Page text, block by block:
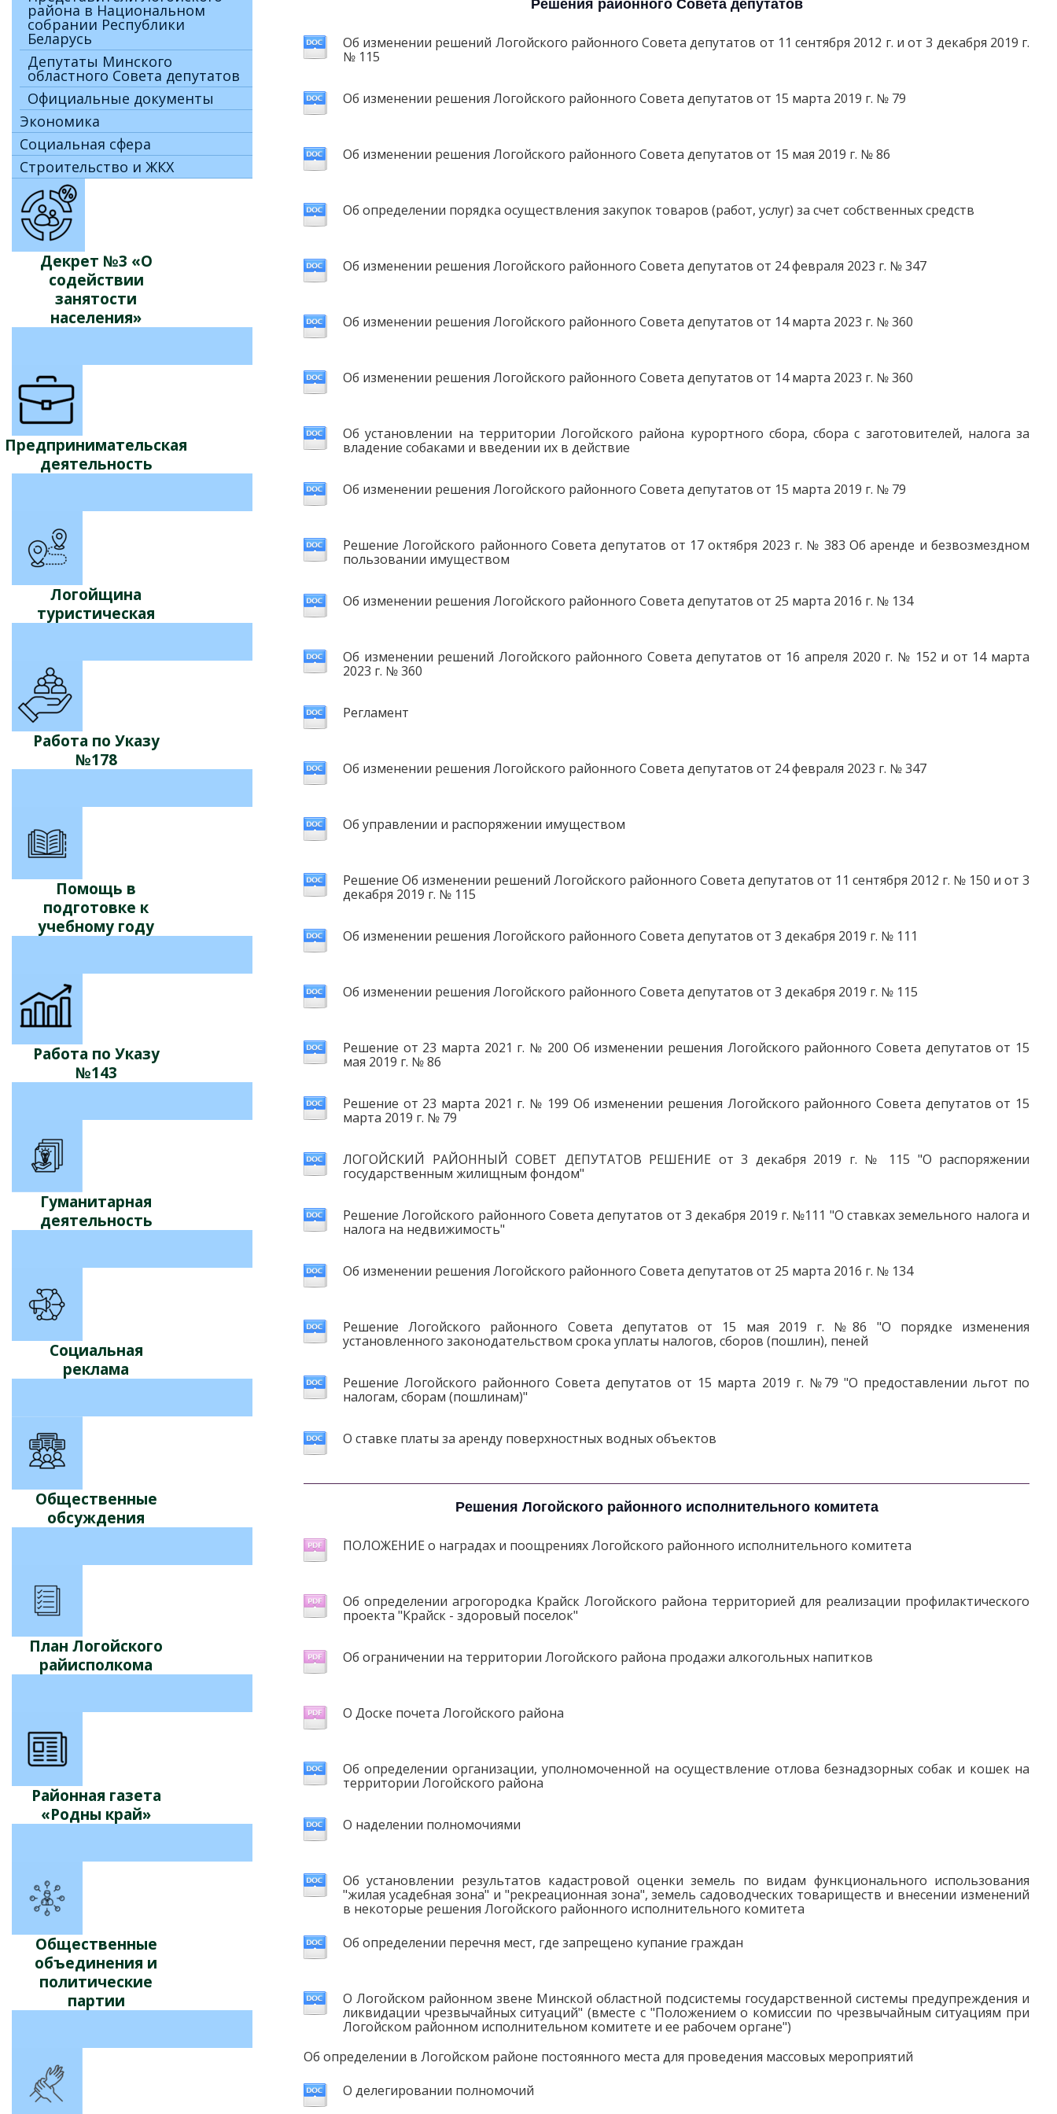
района в Национальном
собрании Республики
Беларусь
Депутаты Минского
областного Совета депутатов
Официальные документы
Экономика
Социальная сфера
Строительство и ЖКХ
Декрет №3 «О
содействии
занятости
населения»
Предпринимательская
деятельность
Логойщина
туристическая
Работа по Указу
№178
Помощь в
подготовке к
учебному году
Работа по Указу
№143
Гуманитарная
деятельность
Социальная
реклама
Общественные
обсуждения
План Логойского
райисполкома
Районная газета
«Родны край»
Общественные
объединения и
политические
партии
Решения районного Совета депутатов
Об изменении решений Логойского районного Совета депутатов от 11 сентября 2012 г. и от 3 декабря 2019 г.
№ 115
Об изменении решения Логойского районного Совета депутатов от 15 марта 2019 г. № 79
Об изменении решения Логойского районного Совета депутатов от 15 мая 2019 г. № 86
Об определении порядка осуществления закупок товаров (работ, услуг) за счет собственных средств
Об изменении решения Логойского районного Совета депутатов от 24 февраля 2023 г. № 347
Об изменении решения Логойского районного Совета депутатов от 14 марта 2023 г. № 360
Об изменении решения Логойского районного Совета депутатов от 14 марта 2023 г. № 360
Об установлении на территории Логойского района курортного сбора, сбора с заготовителей, налога за
владение собаками и введении их в действие
Об изменении решения Логойского районного Совета депутатов от 15 марта 2019 г. № 79
Решение Логойского районного Совета депутатов от 17 октября 2023 г. № 383 Об аренде и безвозмездном
пользовании имуществом
Об изменении решения Логойского районного Совета депутатов от 25 марта 2016 г. № 134
Об изменении решений Логойского районного Совета депутатов от 16 апреля 2020 г. № 152 и от 14 марта
2023 г. № 360
Регламент
Об изменении решения Логойского районного Совета депутатов от 24 февраля 2023 г. № 347
Об управлении и распоряжении имуществом
Решение Об изменении решений Логойского районного Совета депутатов от 11 сентября 2012 г. № 150 и от 3
декабря 2019 г. № 115
Об изменении решения Логойского районного Совета депутатов от 3 декабря 2019 г. № 111
Об изменении решения Логойского районного Совета депутатов от 3 декабря 2019 г. № 115
Решение от 23 марта 2021 г. № 200 Об изменении решения Логойского районного Совета депутатов от 15
мая 2019 г. № 86
Решение от 23 марта 2021 г. № 199 Об изменении решения Логойского районного Совета депутатов от 15
марта 2019 г. № 79
ЛОГОЙСКИЙ РАЙОННЫЙ СОВЕТ ДЕПУТАТОВ РЕШЕНИЕ от 3 декабря 2019 г. № 115 "О распоряжении
государственным жилищным фондом"
Решение Логойского районного Совета депутатов от 3 декабря 2019 г. №111 "О ставках земельного налога и
налога на недвижимость"
Об изменении решения Логойского районного Совета депутатов от 25 марта 2016 г. № 134
Решение Логойского районного Совета депутатов от 15 мая 2019 г. №86 "О порядке изменения
установленного законодательством срока уплаты налогов, сборов (пошлин), пеней
Решение Логойского районного Совета депутатов от 15 марта 2019 г. №79 "О предоставлении льгот по
налогам, сборам (пошлинам)"
О ставке платы за аренду поверхностных водных объектов
Решения Логойского районного исполнительного комитета
ПОЛОЖЕНИЕ о наградах и поощрениях Логойского районного исполнительного комитета
Об определении агрогородка Крайск Логойского района территорией для реализации профилактического
проекта "Крайск - здоровый поселок"
Об ограничении на территории Логойского района продажи алкогольных напитков
О Доске почета Логойского района
Об определении организации, уполномоченной на осуществление отлова безнадзорных собак и кошек на
территории Логойского района
О наделении полномочиями
Об установлении результатов кадастровой оценки земель по видам функционального использования
"жилая усадебная зона" и "рекреационная зона", земель садоводческих товариществ и внесении изменений
в некоторые решения Логойского районного исполнительного комитета
Об определении перечня мест, где запрещено купание граждан
О Логойском районном звене Минской областной подсистемы государственной системы предупреждения и
ликвидации чрезвычайных ситуаций" (вместе с "Положением о комиссии по чрезвычайным ситуациям при
Логойском районном исполнительном комитете и ее рабочем органе")
Об определении в Логойском районе постоянного места для проведения массовых мероприятий
О делегировании полномочий